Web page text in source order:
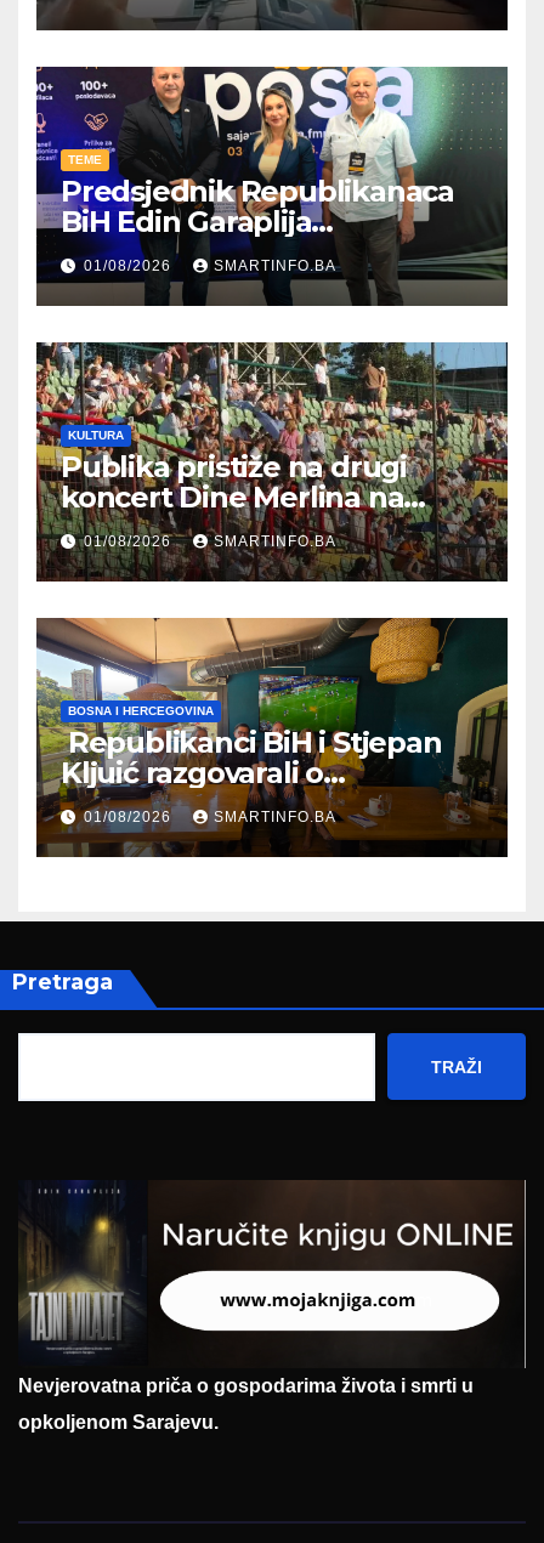
TEME
Predsjednik Republikanaca
BiH Edin Garaplija
prisustvovao prezentaciji
Federalnog sajma
zapošljavanja
01/08/2026 SMARTINFO.BA
KULTURA
Publika pristiže na drugi
koncert Dine Merlina na
Koševu
01/08/2026 SMARTINFO.BA
BOSNA I HERCEGOVINA
Republikanci BiH i Stjepan
Kljuić razgovarali o
evropskom putu Bosne i
Hercegovine
01/08/2026 SMARTINFO.BA
Pretraga
TRAŽI
Nevjerovatna priča o gospodarima života i smrti u
opkoljenom Sarajevu.